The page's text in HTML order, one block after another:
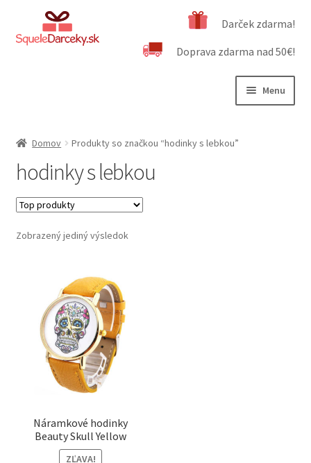
Preskočiť
na
Preskočiť
na
Darček zdarma!
Doprava zdarma nad 50€!
Menu
Dôležité informácie
Obchodné podmienky
Kontakt
Domov Produkty so značkou “hodinky s lebkou”
hodinky s lebkou
Zobrazený jediný výsledok
Náramkové hodinky
Beauty Skull Yellow
ZĽAVA!